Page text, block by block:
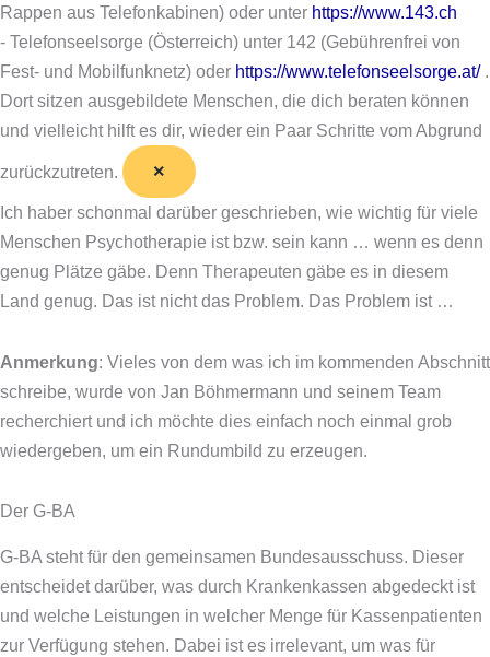
Rappen aus Telefonkabinen) oder unter https://www.143.ch
- Telefonseelsorge (Österreich) unter 142 (Gebührenfrei von
Fest- und Mobilfunknetz) oder https://www.telefonseelsorge.at/.
Dort sitzen ausgebildete Menschen, die dich beraten können
und vielleicht hilft es dir, wieder ein Paar Schritte vom Abgrund
zurückzutreten. ×
Ich haber schonmal darüber geschrieben, wie wichtig für viele
Menschen Psychotherapie ist bzw. sein kann … wenn es denn
genug Plätze gäbe. Denn Therapeuten gäbe es in diesem
Land genug. Das ist nicht das Problem. Das Problem ist …
Anmerkung: Vieles von dem was ich im kommenden Abschnitt
schreibe, wurde von Jan Böhmermann und seinem Team
recherchiert und ich möchte dies einfach noch einmal grob
wiedergeben, um ein Rundumbild zu erzeugen.
Der G-BA
G-BA steht für den gemeinsamen Bundesausschuss. Dieser
entscheidet darüber, was durch Krankenkassen abgedeckt ist
und welche Leistungen in welcher Menge für Kassenpatienten
zur Verfügung stehen. Dabei ist es irrelevant, um was für